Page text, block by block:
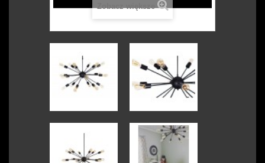
Zobacz większe